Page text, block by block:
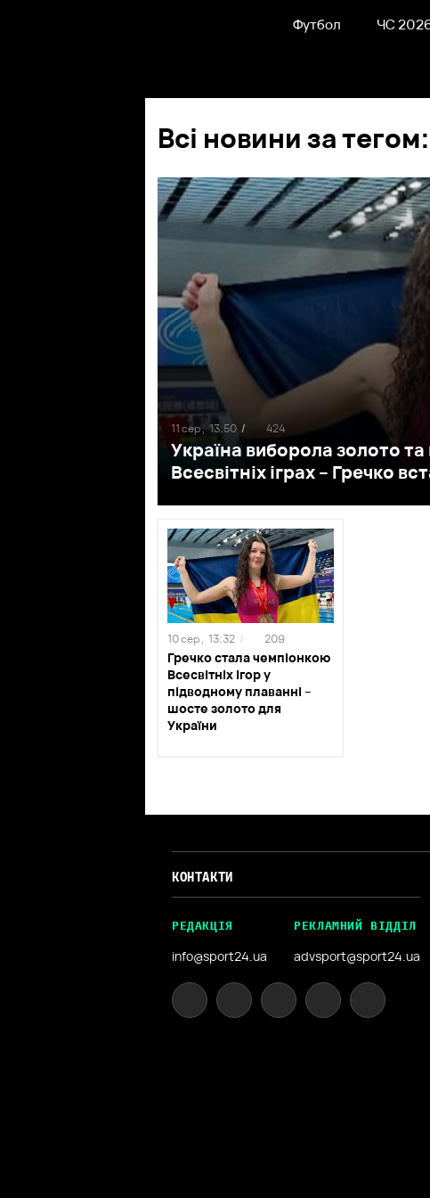
Футбол ЧС
Всі новини за тегом:
Україна виборола золото
Всесвітніх іграх – Гречко
11 сер , 13:50 / 424
Гречко стала чемпіонкою
Всесвітніх ігор у
підводному плаванні –
шосте золото для
України
10 сер , 13:32 / 209
КОНТАКТИ
РЕДАКЦІЯ
info@sport24.ua
РЕКЛАМНИЙ ВІДДІЛ
advsport@sport24.ua